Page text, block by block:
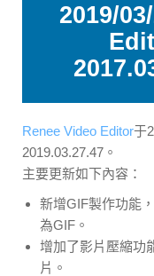
2019/
Renee Video Editor于
2019.03.27.47。
主要更新如下內容：
新增GIF製作功能
為GIF。
增加了影片壓縮功
片。